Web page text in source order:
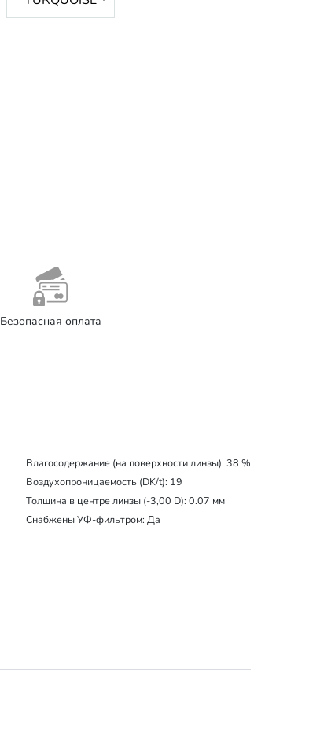
Безопасная оплата
Влагосодержание (на поверхности линзы): 38 %
Воздухопроницаемость (DK/t): 19
Толщина в центре линзы (-3,00 D): 0.07 мм
Снабжены УФ-фильтром: Да